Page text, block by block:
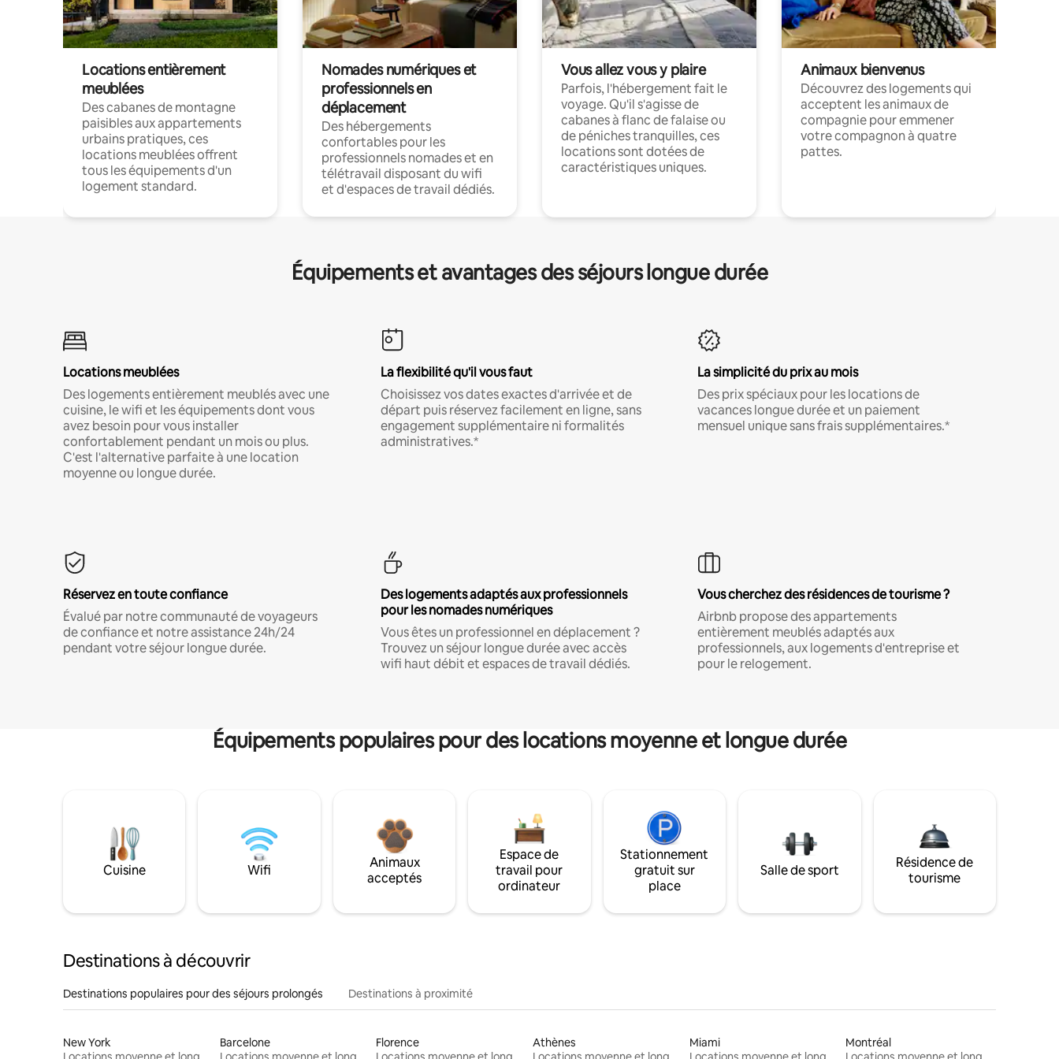
Locations entièrement
meublées
Des cabanes de montagne
paisibles aux appartements
urbains pratiques, ces
locations meublées offrent
tous les équipements d'un
logement standard.
Nomades numériques et
professionnels en
déplacement
Des hébergements
confortables pour les
professionnels nomades et en
télétravail disposant du wifi
et d'espaces de travail dédiés.
Vous allez vous y plaire
Parfois, l'hébergement fait le
voyage. Qu'il s'agisse de
cabanes à flanc de falaise ou
de péniches tranquilles, ces
locations sont dotées de
caractéristiques uniques.
Animaux bienvenus
Découvrez des logements qui
acceptent les animaux de
compagnie pour emmener
votre compagnon à quatre
pattes.
Équipements et avantages des séjours longue durée
Locations meublées
Des logements entièrement meublés avec une
cuisine, le wifi et les équipements dont vous
avez besoin pour vous installer
confortablement pendant un mois ou plus.
C'est l'alternative parfaite à une location
moyenne ou longue durée.
La flexibilité qu'il vous faut
Choisissez vos dates exactes d'arrivée et de
départ puis réservez facilement en ligne, sans
engagement supplémentaire ni formalités
administratives.*
La simplicité du prix au mois
Des prix spéciaux pour les locations de
vacances longue durée et un paiement
mensuel unique sans frais supplémentaires.*
Réservez en toute confiance
Évalué par notre communauté de voyageurs
de confiance et notre assistance 24h/24
pendant votre séjour longue durée.
Des logements adaptés aux professionnels
pour les nomades numériques
Vous êtes un professionnel en déplacement ?
Trouvez un séjour longue durée avec accès
wifi haut débit et espaces de travail dédiés.
Vous cherchez des résidences de tourisme ?
Airbnb propose des appartements
entièrement meublés adaptés aux
professionnels, aux logements d'entreprise et
pour le relogement.
Équipements populaires pour des locations moyenne et longue durée
Cuisine Wifi
Animaux
acceptés
Espace de
travail pour
ordinateur
Stationnement
gratuit sur
place
Salle de sport
Résidence de
tourisme
Destinations à découvrir
Destinations populaires pour des séjours prolongés Destinations à proximité
New York
Barcelone
Florence
Athènes
Miami
Montréal